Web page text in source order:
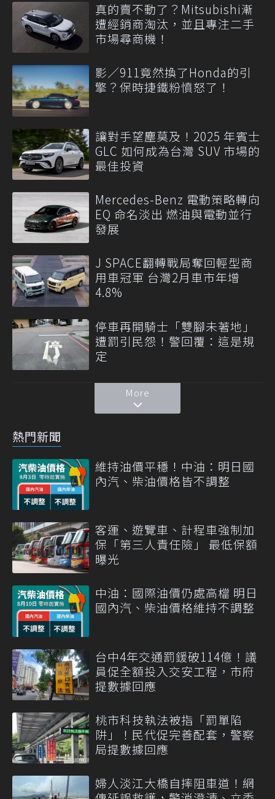
真的賣不動了？Mitsubishi漸
遭經銷商淘汰，並且專注二手
市場尋商機！
影／911竟然換了Honda的引
擎？保時捷鐵粉憤怒了！
讓對手望塵莫及！2025 年賓士
GLC 如何成為台灣 SUV 市場的
最佳投資
Mercedes-Benz 電動策略轉向
EQ 命名淡出 燃油與電動並行
發展
J SPACE翻轉戰局奪回輕型商
用車冠軍 台灣2月車市年增
4.8%
停車再開騎士「雙腳未著地」
遭罰引民怨！警回覆：這是規
定
More
熱門新聞
維持油價平穩！中油：明日國
內汽、柴油價格皆不調整
客運、遊覽車、計程車強制加
保「第三人責任險」 最低保額
曝光
中油：國際油價仍處高檔 明日
國內汽、柴油價格維持不調整
台中4年交通罰鍰破114億！議
員促全額投入交安工程，市府
提數據回應
桃市科技執法被指「罰單陷
阱」！民代促完善配套，警察
局提數據回應
婦人淡江大橋自摔阻車道！網